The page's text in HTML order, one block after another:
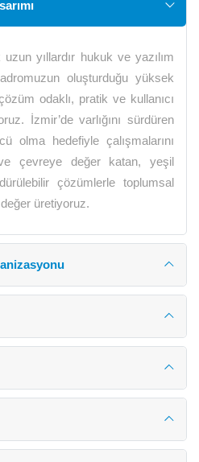
yıllardır hukuk ve yazılım
oluşturduğu yüksek
odaklı, pratik ve kullanıcı
İzmir’de varlığını sürdüren
olma hedefiyle çalışmalarını
çevreye değer katan, yeşil
çözümlerle toplumsal
üretiyoruz.